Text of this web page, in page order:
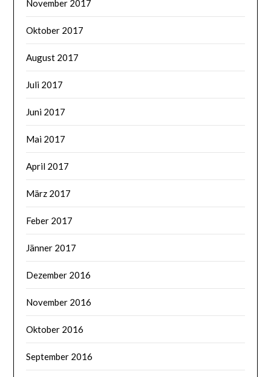
November 2017
Oktober 2017
August 2017
Juli 2017
Juni 2017
Mai 2017
April 2017
März 2017
Feber 2017
Jänner 2017
Dezember 2016
November 2016
Oktober 2016
September 2016